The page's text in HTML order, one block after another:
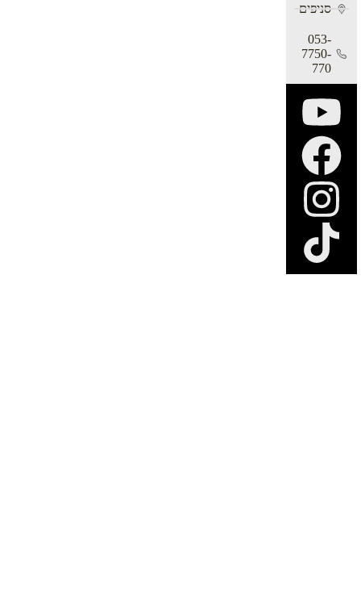
סניפים
053-
7750-
770